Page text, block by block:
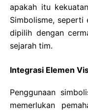
apakah itu
Simbolisme, seperti
dipilih dengan
sejarah tim.
Integrasi Elemen
Penggunaan
memerlukan